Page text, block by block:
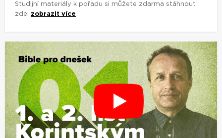
Studijní materiály k pořadu si můžete zdarma stáhnout
zde: zobrazit více